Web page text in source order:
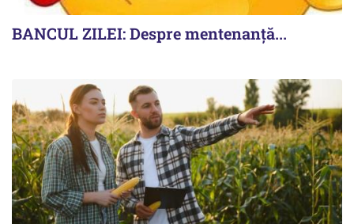
BANCUL ZILEI: Despre mentenanță...